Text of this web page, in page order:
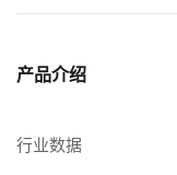
产品介绍
行业数据